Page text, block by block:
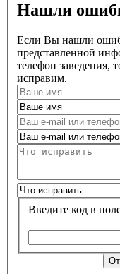
Нашли
Если Вы нашли
представленной
телефон заведения,
исправим.
Введите код в